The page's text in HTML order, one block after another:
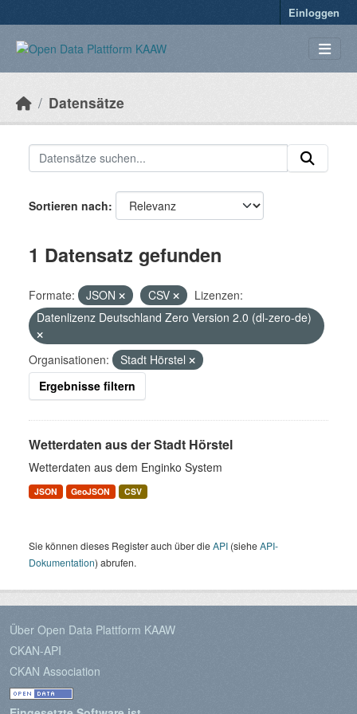
Einloggen
Datensätze
Sortieren nach
1 Datensatz gefunden
Formate: JSON CSV
Lizenzen:
Datenlizenz Deutschland Zero Version 2.0 (dl-zero-de)
Organisationen:
Stadt Hörstel
Ergebnisse filtern
Wetterdaten aus der Stadt Hörstel
Wetterdaten aus dem Enginko System
JSON GeoJSON CSV
Sie können dieses Register auch über dieAPI (sieheAPI-
Dokumentation) abrufen.
Über Open Data Plattform KAAW
CKAN-API
CKAN Association